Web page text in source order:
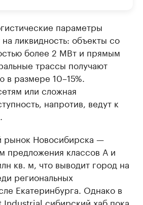
параметры
ликвидность: объекты со
более 2 МВт и прямым
трассы получают
размере 10–15%.
или сложная
напротив, ведут к
рынок Новосибирска —
предложения классов А и
кв. м, что выводит город на
региональных
Екатеринбурга. Однако в
сибирский хаб пока